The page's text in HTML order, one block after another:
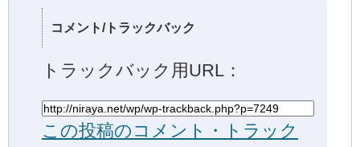
コメント/トラックバック
トラックバック用URL：
この投稿のコメント・トラック